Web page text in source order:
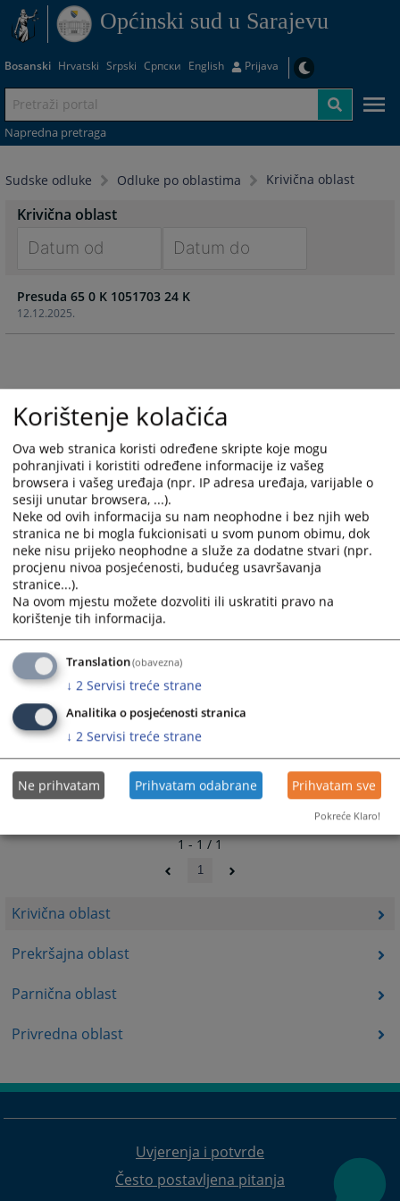
Općinski sud u Sarajevu
Bosanski Hrvatski Srpski Српски English Prijava
Napredna pretraga
Sudske odluke Odluke po oblastima Krivična oblast
Krivična oblast
Prekršajna oblast
Parnična oblast
Privredna oblast
Krivična oblast
forward
to
interact
calendar
and
a
date.
Press
the
question
mark
key
to
get
keyboard
shortcuts
for
changing
dates.
forward
interact
calendar
and
a
date.
Press
the
question
mark
key
to
get
shortcuts
for
changing
dates.
12.12.2025.
Presuda 65 0 K 1051703 24 K
1 - 1 / 1
1
Uvjerenja i potvrde
Često postavljena pitanja
Korištenje kolačića
Ova web stranica koristi određene skripte koje mogu
pohranjivati i koristiti određene informacije iz vašeg
browsera i vašeg uređaja (npr. IP adresa uređaja, varijable o
sesiji unutar browsera, ...).
Neke od ovih informacija su nam neophodne i bez njih web
stranica ne bi mogla fukcionisati u svom punom obimu, dok
neke nisu prijeko neophodne a služe za dodatne stvari (npr.
procjenu nivoa posjećenosti, budućeg usavršavanja
stranice...).
Na ovom mjestu možete dozvoliti ili uskratiti pravo na
korištenje tih informacija.
Translation(obavezna)
↓ 2 Servisi treće strane
Analitika o posjećenosti stranica
↓ 2 Servisi treće strane
Ne prihvatam Prihvatam odabrane Prihvatam sve
Pokreće Klaro!